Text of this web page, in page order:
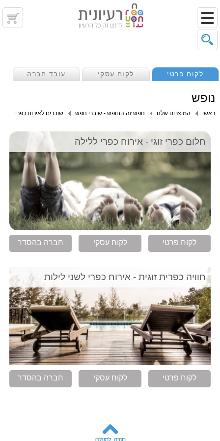
לקוח פרטי לקוח עסקי עובד חברה
נופש
ראשי המוצרים שלנו נופש זה החופש - שוברי נופש שוברים לאירוח כפרי
חלום כפרי זוגי - אירוח כפרי ללילה
לקוח פרטי לקוח עסקי חברה בהסדר
חוויה כפרית זוגית - אירוח כפרי לשני לילות
לקוח פרטי לקוח עסקי חברה בהסדר